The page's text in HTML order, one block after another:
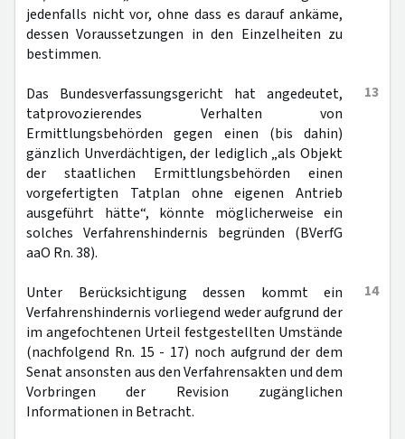
jedenfalls nicht vor, ohne dass es darauf ankäme,
dessen Voraussetzungen in den Einzelheiten zu
bestimmen.
13
Das Bundesverfassungsgericht hat angedeutet,
tatprovozierendes Verhalten von
Ermittlungsbehörden gegen einen (bis dahin)
gänzlich Unverdächtigen, der lediglich „als Objekt
der staatlichen Ermittlungsbehörden einen
vorgefertigten Tatplan ohne eigenen Antrieb
ausgeführt hätte“, könnte möglicherweise ein
solches Verfahrenshindernis begründen (BVerfG
aaO Rn. 38).
14
Unter Berücksichtigung dessen kommt ein
Verfahrenshindernis vorliegend weder aufgrund der
im angefochtenen Urteil festgestellten Umstände
(nachfolgend Rn. 15 - 17) noch aufgrund der dem
Senat ansonsten aus den Verfahrensakten und dem
Vorbringen der Revision zugänglichen
Informationen in Betracht.